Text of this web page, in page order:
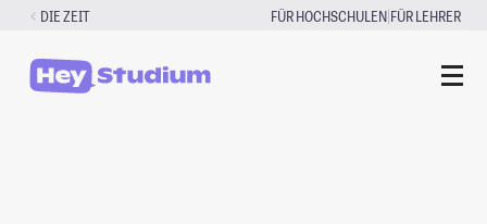
Zum
springen
DIE ZEIT FÜR HOCHSCHULEN|FÜR LEHRER